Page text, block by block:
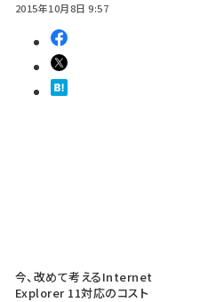
2015年10月8日 9:57
今、改めて考えるInternet
Explorer 11対応のコスト